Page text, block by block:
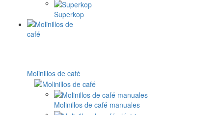
Superkop
Molinillos de café
Molinillos de café manuales